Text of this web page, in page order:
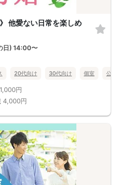
他愛ない日常を楽しめ
日) 14:00〜
20代向け 30代向け 個室 公
1,000円
4,000円